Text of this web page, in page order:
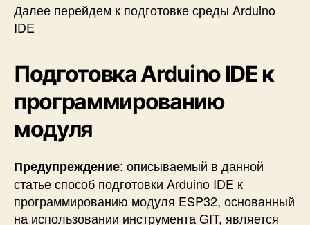
Далее перейдем к подготовке среды Arduino
IDE
Подготовка Arduino IDE к
программированию
модуля
Предупреждение: описываемый в данной
статье способ подготовки Arduino IDE к
программированию модуля ESP32, основанный
на использовании инструмента GIT, является